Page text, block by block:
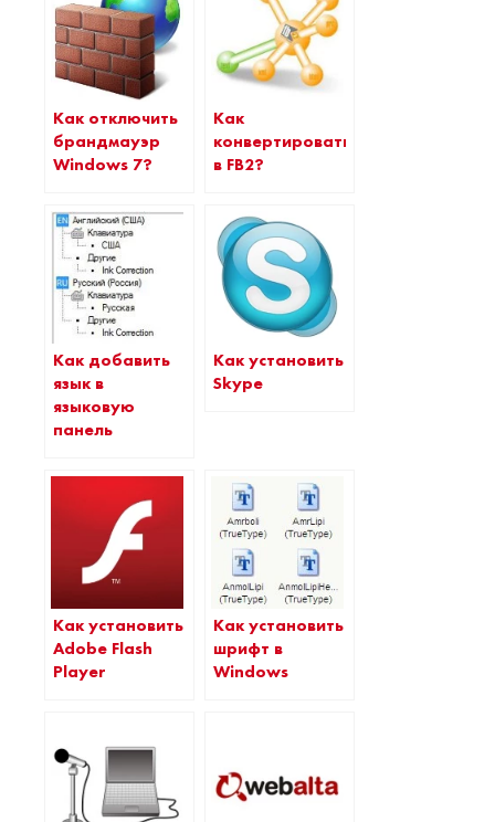
Как отключить
брандмауэр
Windows 7?
Как
конвертировать
в FB2?
Как добавить
язык в
языковую
панель
Как установить
Skype
Как установить
Adobe Flash
Player
Как установить
шрифт в
Windows